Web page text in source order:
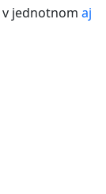
v jednotnom aj